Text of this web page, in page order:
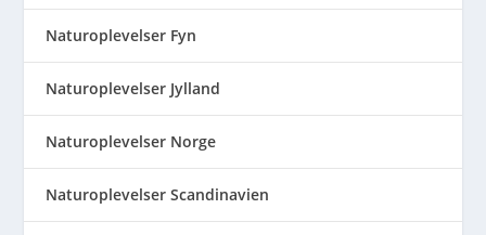
Naturoplevelser Fyn
Naturoplevelser Jylland
Naturoplevelser Norge
Naturoplevelser Scandinavien